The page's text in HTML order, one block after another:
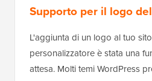
Supporto per il logo
L'aggiunta di un logo al tuo
personalizzatore è stata una
attesa. Molti temi WordPress